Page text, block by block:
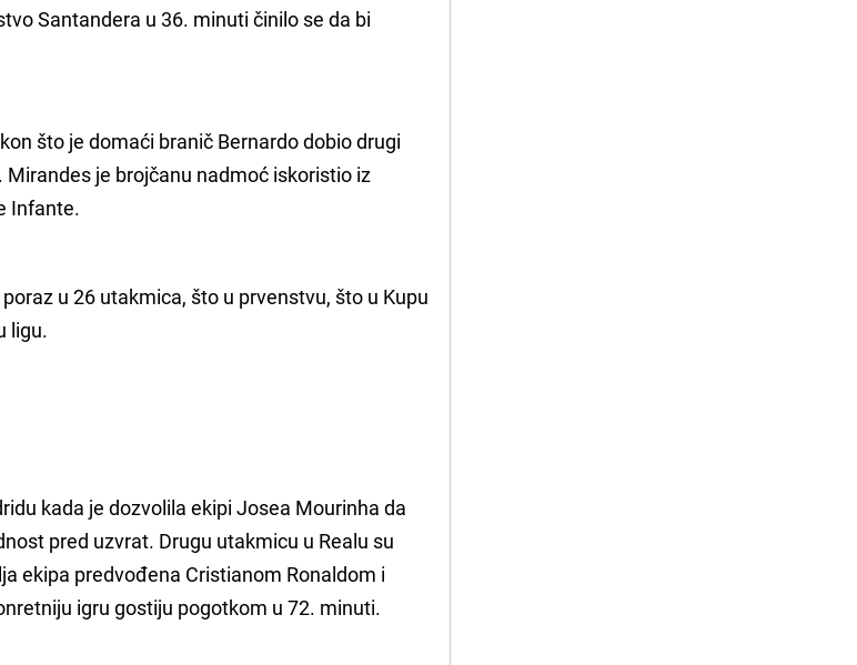
Santandera u 36. minuti činilo se da bi
što je domaći branič Bernardo dobio drugi
je brojčanu nadmoć iskoristio iz
Infante.
u 26 utakmica, što u prvenstvu, što u Kupu
ligu.
kada je dozvolila ekipi Josea Mourinha da
pred uzvrat. Drugu utakmicu u Realu su
ekipa predvođena Cristianom Ronaldom i
igru gostiju pogotkom u 72. minuti.